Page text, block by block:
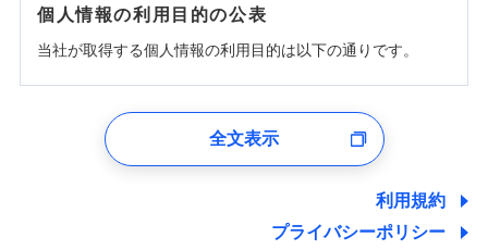
個人情報の利用目的の公表
当社が取得する個人情報の利用目的は以下の通りです。
ユーザー登録受付および、管理のため
しくは委託を受けている保険会社・提携会社の保険その他に
関する情報を提供し、金融商品等の契約を勧奨するため、ま
た維持管理等の委託業務遂行のため、またそれらに付帯、関
全文表示
利用規約
プライバシーポリシー